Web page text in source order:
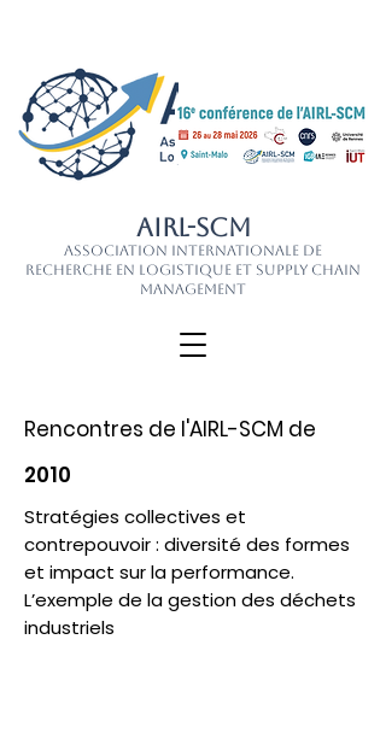
AIRL-SCM
Association Internationale de
Recherche en Logistique et Supply Chain
Management
Rencontres de l'AIRL-SCM de
2010
Stratégies collectives et
contrepouvoir : diversité des formes
et impact sur la performance.
L’exemple de la gestion des déchets
industriels